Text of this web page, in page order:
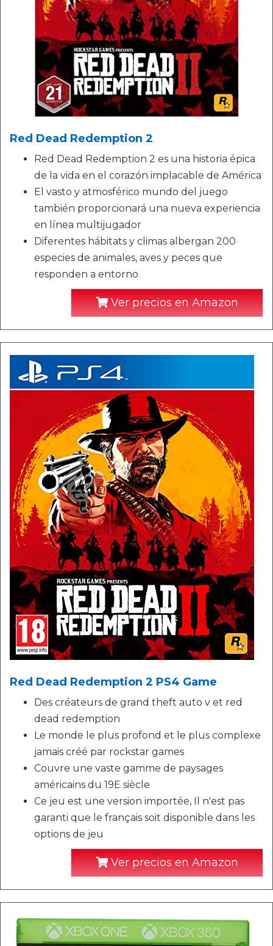
Red Dead Redemption 2
Red Dead Redemption 2 es una historia épica
de la vida en el corazón implacable de América
El vasto y atmosférico mundo del juego
también proporcionará una nueva experiencia
en línea multijugador
Diferentes hábitats y climas albergan 200
especies de animales, aves y peces que
responden a entorno
Ver precios en Amazon
Red Dead Redemption 2 PS4 Game
Des créateurs de grand theft auto v et red
dead redemption
Le monde le plus profond et le plus complexe
jamais créé par rockstar games
Couvre une vaste gamme de paysages
américains du 19E siècle
Ce jeu est une version importée, Il n'est pas
garanti que le français soit disponible dans les
options de jeu
Ver precios en Amazon